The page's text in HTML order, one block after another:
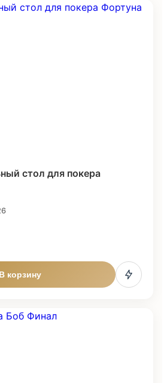
стол для покера
В корзину